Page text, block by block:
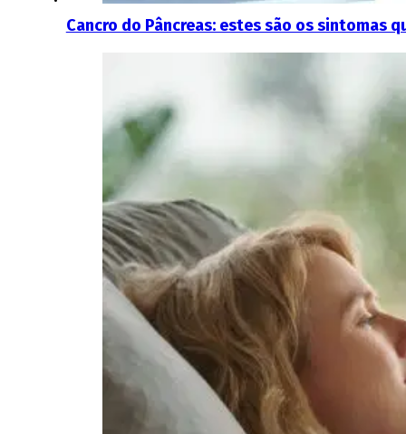
Cancro do Pâncreas: estes são os sintomas